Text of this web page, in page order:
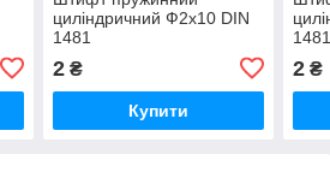
циліндричний Ф2х10 DIN
1481
2₴
Купити
2 ₴